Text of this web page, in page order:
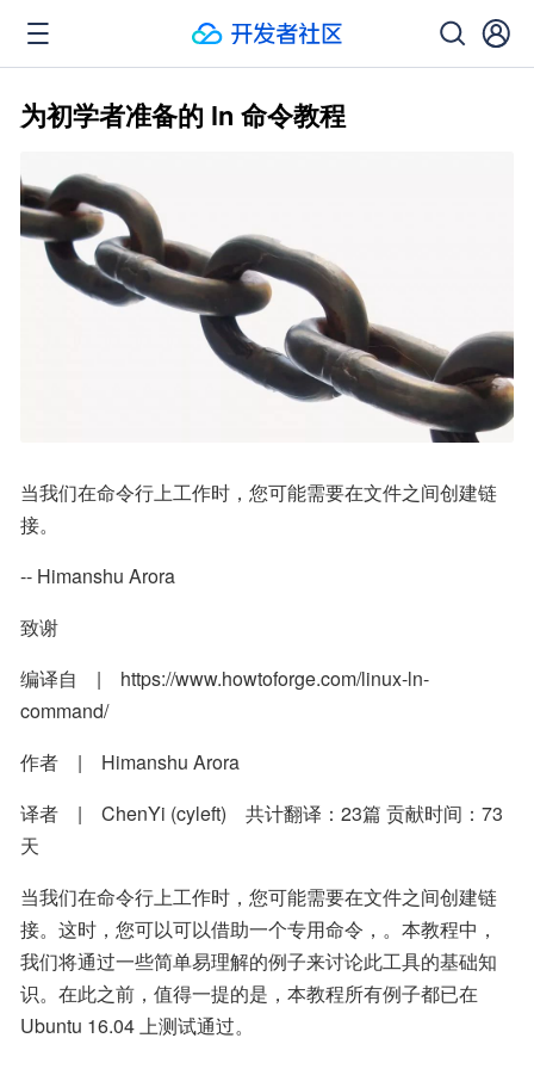
为初学者准备的 ln 命令教程
当我们在命令行上工作时，您可能需要在文件之间创建链
接。
-- Himanshu Arora
致谢
编译自　|　https://www.howtoforge.com/linux-ln-
command/
作者　|　Himanshu Arora
译者　|　ChenYi (cyleft)    共计翻译：23篇 贡献时间：73
天
当我们在命令行上工作时，您可能需要在文件之间创建链
接。这时，您可以可以借助一个专用命令，。本教程中，
我们将通过一些简单易理解的例子来讨论此工具的基础知
识。在此之前，值得一提的是，本教程所有例子都已在
Ubuntu 16.04 上测试通过。